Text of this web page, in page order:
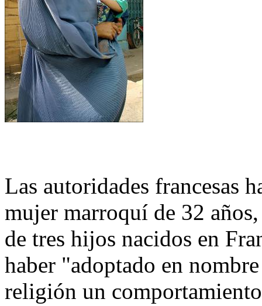
Las autoridades francesas
mujer marroquí de 32
de tres hijos nacidos en
haber "adoptado en
religión un